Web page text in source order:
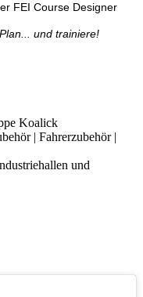
FEI Course Designer
und trainiere!